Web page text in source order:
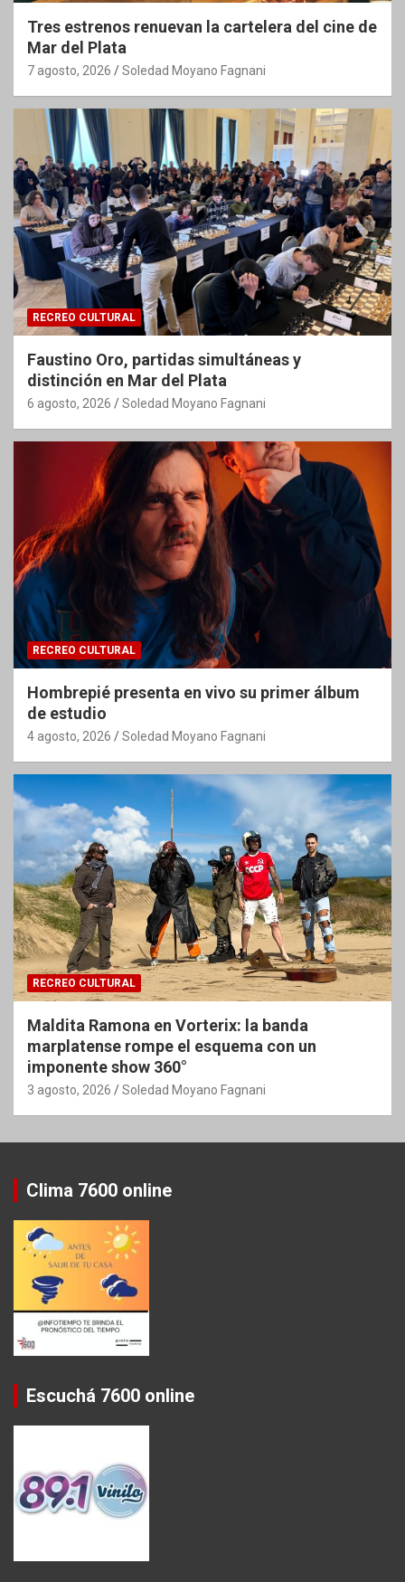
Tres estrenos renuevan la cartelera del cine de
Mar del Plata
7 agosto, 2026 Soledad Moyano Fagnani
RECREO CULTURAL
Faustino Oro, partidas simultáneas y
distinción en Mar del Plata
6 agosto, 2026 Soledad Moyano Fagnani
RECREO CULTURAL
Hombrepié presenta en vivo su primer álbum
de estudio
4 agosto, 2026 Soledad Moyano Fagnani
RECREO CULTURAL
Maldita Ramona en Vorterix: la banda
marplatense rompe el esquema con un
imponente show 360°
3 agosto, 2026 Soledad Moyano Fagnani
Clima 7600 online
Escuchá 7600 online